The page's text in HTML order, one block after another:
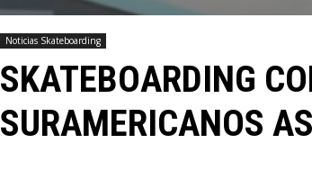
Noticias Skateboarding
SKATEBOARDING
SURAMERICANOS